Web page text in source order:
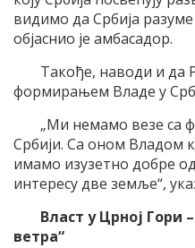
видимо да Србија разуме
објаснио је амбасадор.
Такође, наводи и да
формирањем Владе у
„Ми немамо везе са
Србији. Са оном Владом
имамо изузетно добре
интересу две земље“,
Власт у Црној Гори
ветра“